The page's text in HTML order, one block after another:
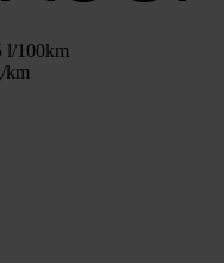
l/100km
km